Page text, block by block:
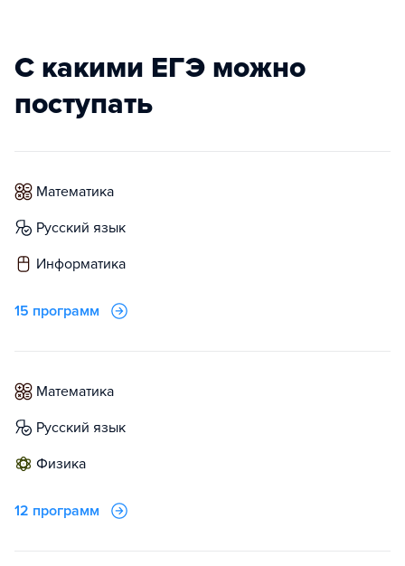
С какими ЕГЭ можно
поступать
математика
русский язык
информатика
15 программ
математика
русский язык
физика
12 программ